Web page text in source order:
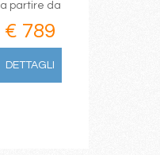
a partire da
€ 789
DETTAGLI